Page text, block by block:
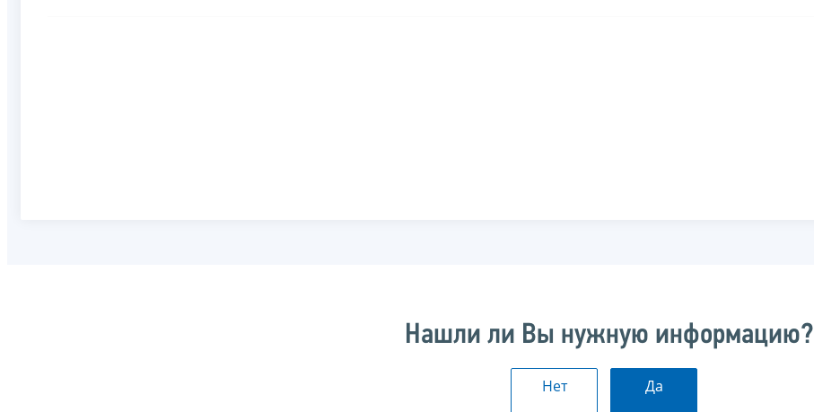
Нашли ли Вы нужную информацию?
Нет Да